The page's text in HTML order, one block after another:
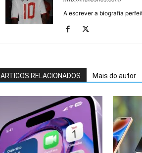
A escrever a biografia
ARTIGOS RELACIONADOS Mais do autor